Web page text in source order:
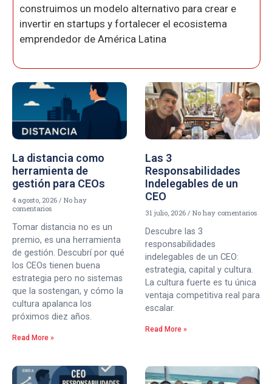
construimos un modelo alternativo para crear e
invertir en startups y fortalecer el ecosistema
emprendedor de América Latina
La distancia como
herramienta de
gestión para CEOs
4 agosto, 2026
No hay
comentarios
Tomar distancia no es un
premio, es una herramienta
de gestión. Descubrí por qué
los CEOs tienen buena
estrategia pero no sistemas
que la sostengan, y cómo la
cultura apalanca los
próximos diez años.
Read More »
Las 3
Responsabilidades
Indelegables de un
CEO
31 julio, 2026 No hay comentarios
Descubre las 3
responsabilidades
indelegables de un CEO:
estrategia, capital y cultura.
La cultura fuerte es tu única
ventaja competitiva real para
escalar.
Read More »